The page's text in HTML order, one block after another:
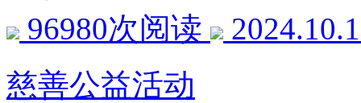
96980次阅读
慈善公益活动